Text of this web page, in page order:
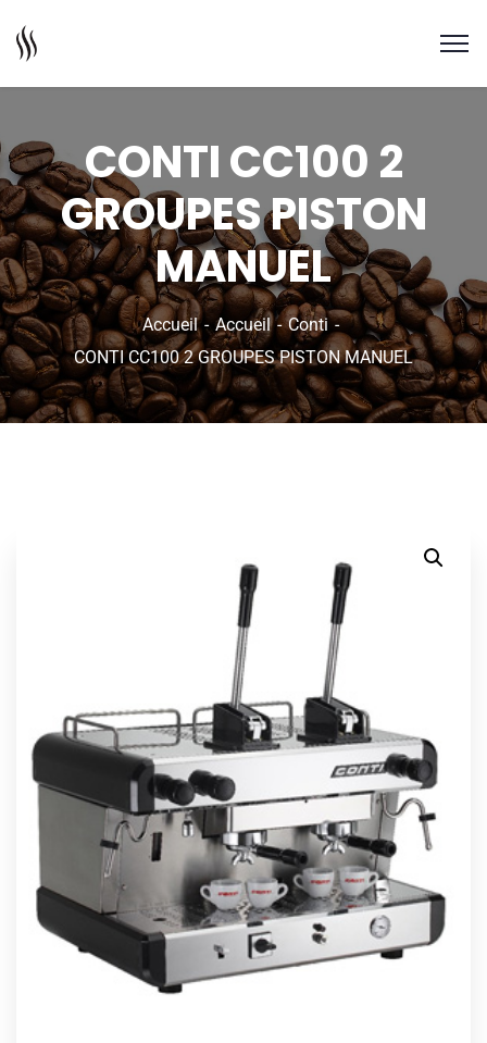
CONTI CC100 2
GROUPES PISTON
MANUEL
Accueil Accueil
Conti
CONTI CC100 2 GROUPES PISTON MANUEL